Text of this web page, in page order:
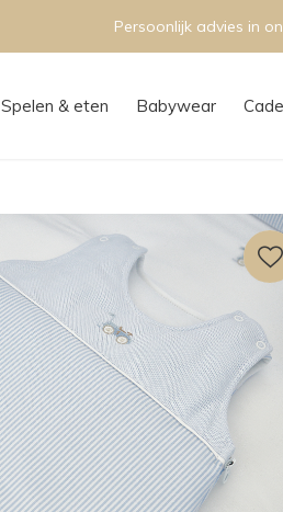
Spelen & eten Babywear
Persoonlijk advies in